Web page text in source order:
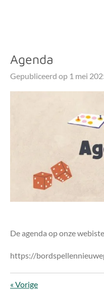
de
hoofdinhoud
Agenda
Gepubliceerd op 1 mei
De agenda op onze
https://
« Vorige